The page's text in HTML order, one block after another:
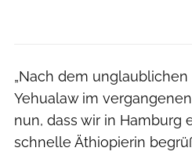
„Nach dem
Yehualaw im
nun, dass wir in Hamburg
schnelle Äthiopierin